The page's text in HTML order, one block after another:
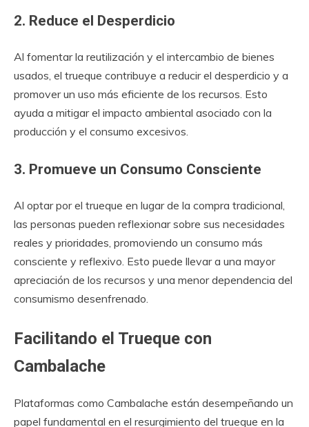
2. Reduce el Desperdicio
Al fomentar la reutilización y el intercambio de bienes
usados, el trueque contribuye a reducir el desperdicio y a
promover un uso más eficiente de los recursos. Esto
ayuda a mitigar el impacto ambiental asociado con la
producción y el consumo excesivos.
3. Promueve un Consumo Consciente
Al optar por el trueque en lugar de la compra tradicional,
las personas pueden reflexionar sobre sus necesidades
reales y prioridades, promoviendo un consumo más
consciente y reflexivo. Esto puede llevar a una mayor
apreciación de los recursos y una menor dependencia del
consumismo desenfrenado.
Facilitando el Trueque con
Cambalache
Plataformas como Cambalache están desempeñando un
papel fundamental en el resurgimiento del trueque en la